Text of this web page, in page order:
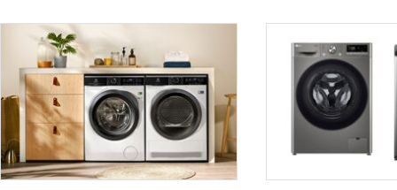
giặt cửa trên 9kg.
giặt.